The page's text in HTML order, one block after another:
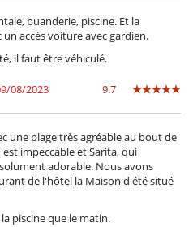
buanderie, piscine. Et la
accès voiture avec gardien.
il faut être véhiculé.
08/2023 9.7
une plage très agréable au bout de
impeccable et Sarita, qui
adorable. Nous avons
de l'hôtel la Maison d'été situé
piscine que le matin.